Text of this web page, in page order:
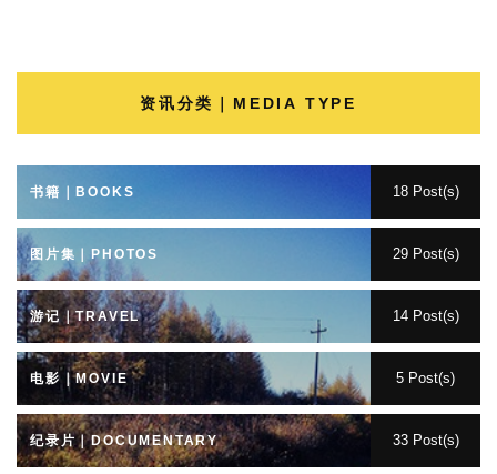
资讯分类｜MEDIA TYPE
书籍｜BOOKS 18 Post(s)
图片集｜PHOTOS 29 Post(s)
游记｜TRAVEL 14 Post(s)
电影｜MOVIE 5 Post(s)
纪录片｜DOCUMENTARY 33 Post(s)